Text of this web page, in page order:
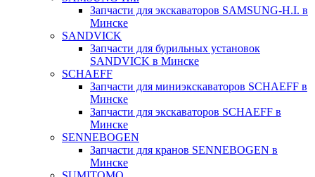
Запчасти для экскаваторов SAMSUNG-H.I. в
Минске
SANDVICK
Запчасти для бурильных установок
SANDVICK в Минске
SCHAEFF
Запчасти для миниэкскаваторов SCHAEFF в
Минске
Запчасти для экскаваторов SCHAEFF в
Минске
SENNEBOGEN
Запчасти для кранов SENNEBOGEN в
Минске